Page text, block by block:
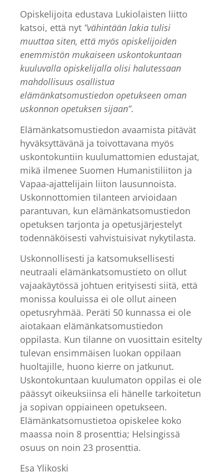
Opiskelijoita edustava Lukiolaisten liitto
katsoi, että nyt ”vähintään lakia tulisi
muuttaa siten, että myös opiskelijoiden
enemmistön mukaiseen uskontokuntaan
kuuluvalla opiskelijalla olisi halutessaan
mahdollisuus osallistua
elämänkatsomustiedon opetukseen oman
uskonnon opetuksen sijaan”.
Elämänkatsomustiedon avaamista pitävät
hyväksyttävänä ja toivottavana myös
uskontokuntiin kuulumattomien edustajat,
mikä ilmenee Suomen Humanistiliiton ja
Vapaa-ajattelijain liiton lausunnoista.
Uskonnottomien tilanteen arvioidaan
parantuvan, kun elämänkatsomustiedon
opetuksen tarjonta ja opetusjärjestelyt
todennäköisesti vahvistuisivat nykytilasta.
Uskonnollisesti ja katsomuksellisesti
neutraali elämänkatsomustieto on ollut
vajaakäytössä johtuen erityisesti siitä, että
monissa kouluissa ei ole ollut aineen
opetusryhmää. Peräti 50 kunnassa ei ole
aiotakaan elämänkatsomustiedon
oppilasta. Kun tilanne on vuosittain esitelty
tulevan ensimmäisen luokan oppilaan
huoltajille, huono kierre on jatkunut.
Uskontokuntaan kuulumaton oppilas ei ole
päässyt oikeuksiinsa eli hänelle tarkoitetun
ja sopivan oppiaineen opetukseen.
Elämänkatsomustietoa opiskelee koko
maassa noin 8 prosenttia; Helsingissä
osuus on noin 23 prosenttia.
Esa Ylikoski